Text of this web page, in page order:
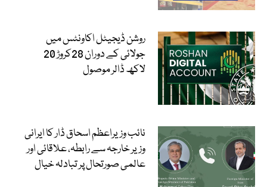
روشن ڈیجیٹل اکاونٹس میں
جولائی کے دوران 28کروڑ 20
لاکھ ڈالر موصول
نائب وزیراعظم اسحاق ڈار کا ایرانی
وزیر خارجہ سے رابطہ، علاقائی اور
عالمی صورتحال پر تبادلہ خیال